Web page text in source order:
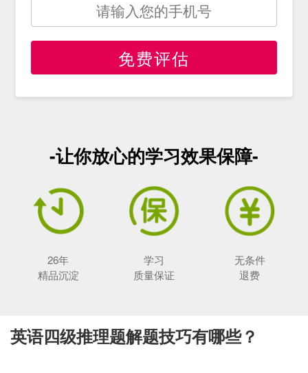
免费评估
-让你放心的学习效果保障-
26年
精品沉淀
学习
质量保证
无条件
退费
英语四级推理题解题技巧有哪些？